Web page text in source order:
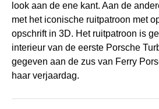
look aan de ene kant. Aan de
met het iconische ruitpatroon met
opschrift in 3D. Het ruitpatroon is
interieur van de eerste Porsche
gegeven aan de zus van Ferry
haar verjaardag.